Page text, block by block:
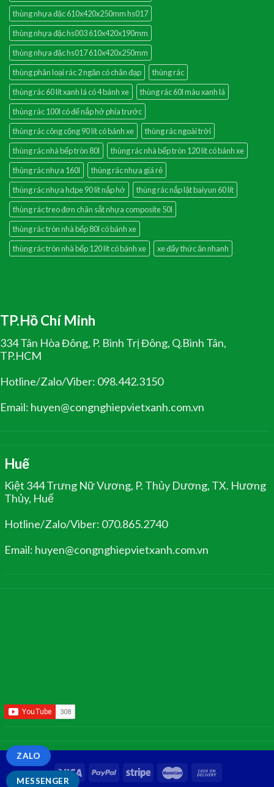
thùng nhựa đặc 610x420x250mm hs017
thùng nhựa đặc hs003 610x420x190mm
thùng nhựa đặc hs017 610x420x250mm
thùng phân loại rác 2 ngăn có chân đạp
thùng rác
thùng rác 60 lít xanh lá có 4 bánh xe
thùng rác 60l màu xanh lá
thùng rác 100l có đế nắp hở phía trước
thùng rác công cộng 90 lít có bánh xe
thùng rác ngoài trời
thùng rác nhà bếp tròn 80l
thùng rác nhà bếp tròn 120 lít có bánh xe
thùng rác nhựa 160l
thùng rác nhựa giá rẻ
thùng rác nhựa hdpe 90 lít nắp hở
thùng rác nắp lật baiyun 60 lít
thùng rác treo đơn chân sắt nhựa composite 50l
thùng rác tròn nhà bếp 80l có bánh xe
thùng rác tròn nhà bếp 120 lít có bánh xe
xe đẩy thức ăn nhanh
TP.Hồ Chí Minh
334 Tân Hòa Đông, P. Bình Trị Đông, Q.Bình Tân,
TP.HCM
Hotline/Zalo/Viber: 098.442.3150
Email: huyen@congnghiepvietxanh.com.vn
Huế
Kiệt 344 Trưng Nữ Vương, P. Thủy Dương, TX. Hương
Thủy, Huế
Hotline/Zalo/Viber: 070.865.2740
Email: huyen@congnghiepvietxanh.com.vn
MESSENGER
ZALO